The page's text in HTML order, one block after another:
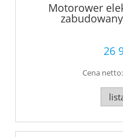
Motorower
26
Cena netto: